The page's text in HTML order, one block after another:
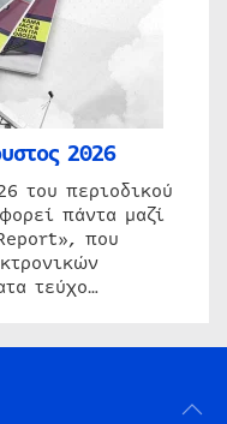
2026
του περιοδικού
πάντα μαζί
που
τεύχο…